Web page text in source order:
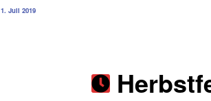
1. Juli 2019